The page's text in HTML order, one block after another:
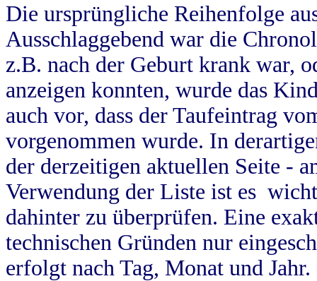
Die ursprüngliche Reihenfolge
Ausschlaggebend war die
z.B. nach der Geburt krank war,
anzeigen konnten, wurde das
auch vor, dass der Taufeintrag
vorgenommen wurde. In
der derzeitigen aktuellen Seite -
Verwendung der Liste ist es
dahinter zu überprüfen. Eine
technischen Gründen nur
erfolgt nach Tag, Monat und Jahr.